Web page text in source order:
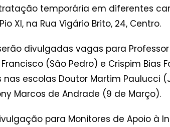
temporária em diferentes
XI, na Rua Vigário Brito, 24, Centro.
divulgadas vagas para
(São Pedro) e Crispim Bias
escolas Doutor Martim Paulucci
Marcos de Andrade (9 de Março).
para Monitores de Apoio à